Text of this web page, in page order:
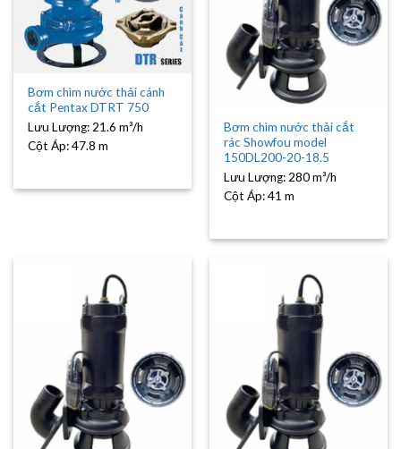
Bơm chìm nước thải cánh
cắt Pentax DTRT 750
Lưu Lượng: 21.6 m³/h
Cột Áp:47.8 m
Bơm chìm nước thải cắt
rác Showfou model
150DL200-20-18.5
Lưu Lượng:280 m³/h
Cột Áp:41 m